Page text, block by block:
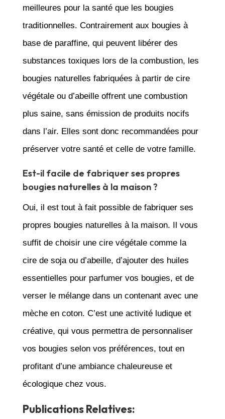
meilleures pour la santé que les bougies
traditionnelles. Contrairement aux bougies à
base de paraffine, qui peuvent libérer des
substances toxiques lors de la combustion, les
bougies naturelles fabriquées à partir de cire
végétale ou d’abeille offrent une combustion
plus saine, sans émission de produits nocifs
dans l’air. Elles sont donc recommandées pour
préserver votre santé et celle de votre famille.
Est-il facile de fabriquer ses propres
bougies naturelles à la maison ?
Oui, il est tout à fait possible de fabriquer ses
propres bougies naturelles à la maison. Il vous
suffit de choisir une cire végétale comme la
cire de soja ou d’abeille, d’ajouter des huiles
essentielles pour parfumer vos bougies, et de
verser le mélange dans un contenant avec une
mèche en coton. C’est une activité ludique et
créative, qui vous permettra de personnaliser
vos bougies selon vos préférences, tout en
profitant d’une ambiance chaleureuse et
écologique chez vous.
Publications Relatives: